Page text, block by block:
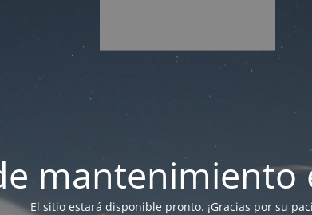
mantenimiento
El sitio estará disponible pronto. ¡Gracias por su